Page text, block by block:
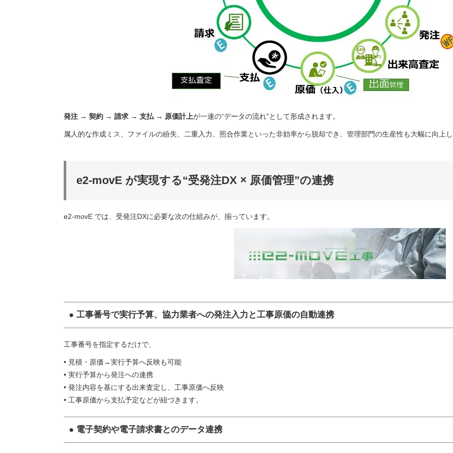
発注 → 契約 → 請求 → 支払 → 原価計上が一連の“データの流れ”として形成されます。
属人的な作成ミス、ファイルの紛失、二重入力、照合作業といった非効率から脱却でき、管理部門の生産性も大幅に向上
e2-movE が実現する“受発注DX × 原価管理”の連携
e2-movE では、受発注DXに必要な次の仕組みが、揃っています。
● 工事番号で実行予算、協力業者への発注入力と工事原価の自動連携
工事番号を指定するだけで、
• 見積・原価→実行予算へ反映も可能
• 実行予算から発注への連携
• 発注内容を基にする出来査定し、工事原価へ反映
• 工事原価から支払予定などが紐づきます。
● 電子契約や電子請求書とのデータ連携